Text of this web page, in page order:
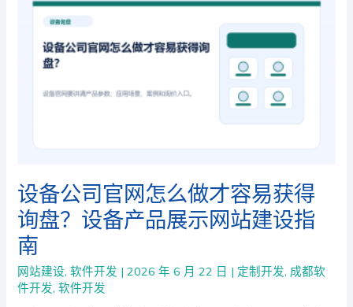
设备公司官网怎么做才容易获得
询盘？设备产品展示网站建设指
南
网站建设,软件开发 |2026 年 6 月 22 日 | 定制开发, 成都软
件开发,软件开发